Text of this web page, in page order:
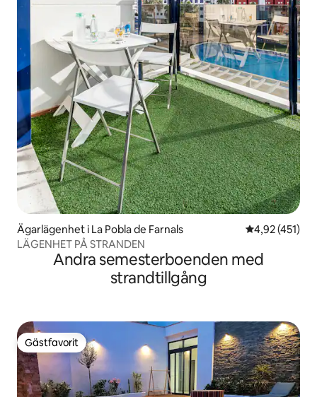
Ägarlägenhet i La Pobla de Farnals 4,92 av 5 i
4,92 (451)
LÄGENHET PÅ STRANDEN
Andra semesterboenden med
strandtillgång
Gästfavorit
Gästfavorit